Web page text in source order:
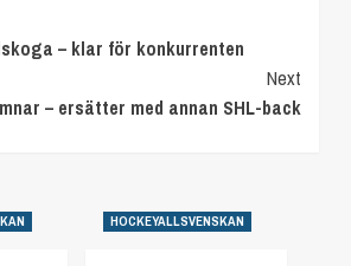
– klar för konkurrenten
Next
– ersätter med annan SHL-back
HOCKEYALLSVENSKAN